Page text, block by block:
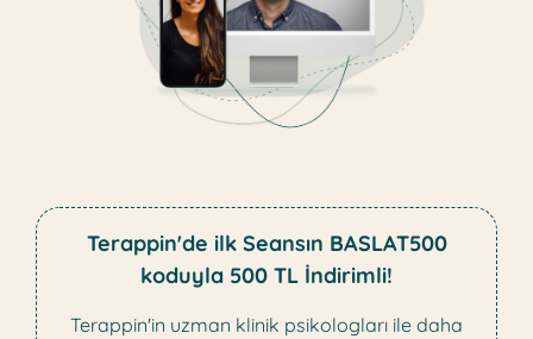
Terappin'de ilk Seansın BASLAT500
koduyla 500 TL İndirimli!
Terappin'in uzman klinik psikologları ile daha